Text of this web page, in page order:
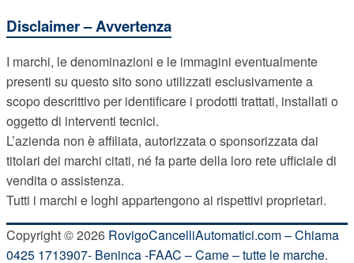
Disclaimer – Avvertenza
I marchi, le denominazioni e le immagini eventualmente
presenti su questo sito sono utilizzati esclusivamente a
scopo descrittivo per identificare i prodotti trattati, installati o
oggetto di interventi tecnici.
L’azienda non è affiliata, autorizzata o sponsorizzata dai
titolari dei marchi citati, né fa parte della loro rete ufficiale di
vendita o assistenza.
Tutti i marchi e loghi appartengono ai rispettivi proprietari.
Copyright © 2026 RovigoCancelliAutomatici.com – Chiama
0425 1713907- Beninca -FAAC – Came – tutte le marche.